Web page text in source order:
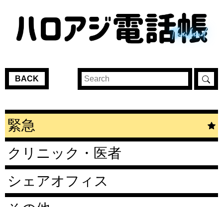
BACK
緊急
クリニック・医者
シェアオフィス